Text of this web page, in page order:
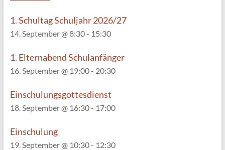
1. Schultag Schuljahr 2026/27
14. September @ 8:30- 15:30
1. Elternabend Schulanfänger
16. September @ 19:00- 20:30
Einschulungsgottesdienst
18. September @ 16:30- 17:00
Einschulung
19. September @ 10:30- 12:30